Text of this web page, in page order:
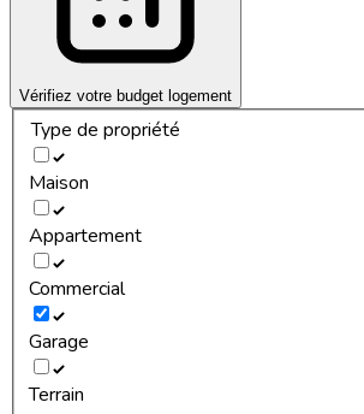
Vérifiez votre budget logement
Type de propriété
Maison
Appartement
Commercial
Garage
Terrain